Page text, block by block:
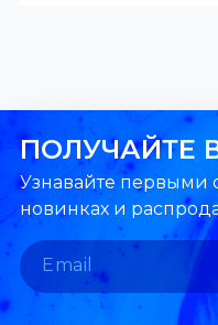
ПОЛУЧАЙТЕ
Узнавайте первыми
новинках и